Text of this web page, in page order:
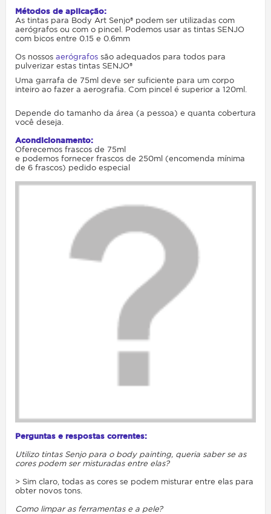
Métodos de aplicação:
As tintas para Body Art Senjo® podem ser utilizadas com
aerógrafos ou com o pincel. Podemos usar as tintas SENJO
com bicos entre 0.15 e 0.6mm
Os nossos aerógrafos são adequados para todos para
pulverizar estas tintas SENJO®
Uma garrafa de 75ml deve ser suficiente para um corpo
inteiro ao fazer a aerografia. Com pincel é superior a 120ml.
Depende do tamanho da área (a pessoa) e quanta cobertura
você deseja.
Acondicionamento:
Oferecemos frascos de 75ml
e podemos fornecer frascos de 250ml (encomenda mínima
de 6 frascos) pedido especial
Perguntas e respostas correntes:
Utilizo tintas Senjo para o body painting, queria saber se as
cores podem ser misturadas entre elas?
> Sim claro, todas as cores se podem misturar entre elas para
obter novos tons.
Como limpar as ferramentas e a pele?